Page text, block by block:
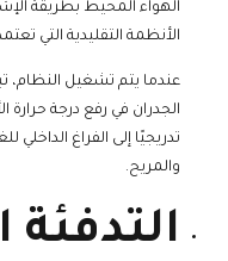
الهواء المحيط بطريقة
الأنظمة التقليدية التي
عندما يتم تشغيل النظام،
الجدران في رفع درجة حرارة
تدريجيًا إلى الفراغ
والمريح.
التدفئة